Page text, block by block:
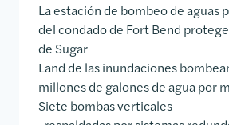
La estación de bombeo de aguas
del condado de Fort Bend
de Sugar
Land de las inundaciones
millones de galones de agua por
Siete bombas verticales